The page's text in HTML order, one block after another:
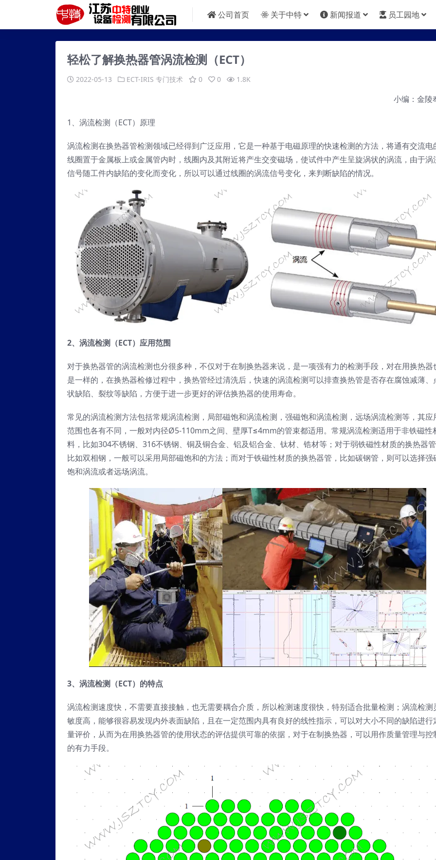
公司首页 关于中特 新闻报道 员工园地
轻松了解换热器管涡流检测（ECT）
2022-05-13 ECT-IRIS 专门技术 0 0 1.8K
小编：金陵
1、涡流检测（ECT）原理
涡流检测在换热器管检测领域已经得到广泛应用，它是一种基于电磁原理的快速检测的方法，将通有交流电
线圈置于金属板上或金属管内时，线圈内及其附近将产生交变磁场，使试件中产生呈旋涡状的涡流，由于涡
信号随工件内缺陷的变化而变化，所以可以通过线圈的涡流信号变化，来判断缺陷的情况。
2、 涡流检测 （ECT） 应用范围
对于换热器管的涡流检测也分很多种，不仅对于在制换热器来说，是一项强有力的检测手段，对在用换热器
是一样的，在换热器检修过程中，换热管经过清洗后，快速的涡流检测可以排查换热管是否存在腐蚀减薄、
状缺陷、裂纹等缺陷，方便于进一步更好的评估换热器的使用寿命。
常见的涡流检测方法包括常规涡流检测，局部磁饱和涡流检测，强磁饱和涡流检测，远场涡流检测等，其应
范围也各有不同，一般对内径Ø5-110mm之间、壁厚T≤4mm的管束都适用。常规涡流检测适用于非铁磁性
料，比如304不锈钢、316不锈钢、铜及铜合金、铝及铝合金、钛材、锆材等；对于弱铁磁性材质的换热器
比如双相钢，一般可以采用局部磁饱和的方法；而对于铁磁性材质的换热器管，比如碳钢管，则可以选择强
饱和涡流或者远场涡流。
3、 涡流检测 （ECT） 的特点
涡流检测速度快，不需要直接接触，也无需要耦合介质，所以检测速度很快，特别适合批量检测；涡流检测
敏度高，能够很容易发现内外表面缺陷，且在一定范围内具有良好的线性指示，可以对大小不同的缺陷进行
量评价，从而为在用换热器管的使用状态的评估提供可靠的依据，对于在制换热器，可以用作质量管理与控
的有力手段。